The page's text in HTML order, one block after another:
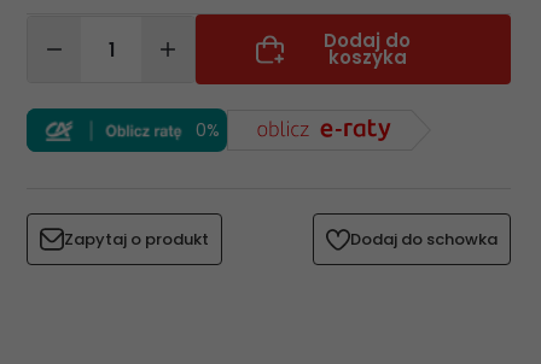
Dodaj do
koszyka
0%
Zapytaj o produkt Dodaj do schowka